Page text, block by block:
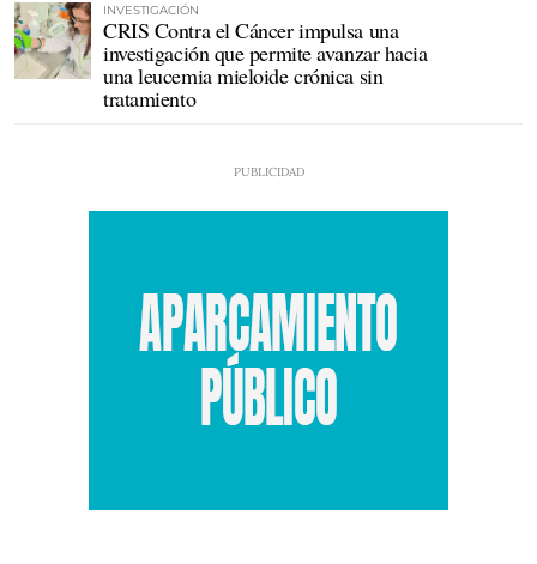
INVESTIGACIÓN
CRIS Contra el Cáncer impulsa una
investigación que permite avanzar hacia
una leucemia mieloide crónica sin
tratamiento